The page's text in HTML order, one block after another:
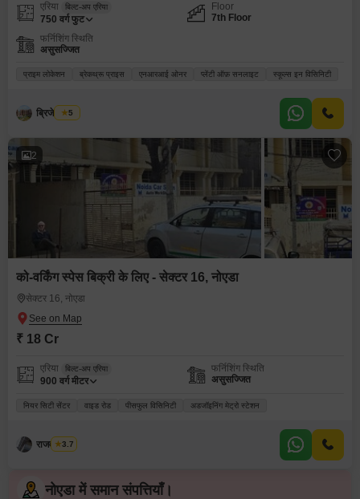
एरिया बिल्ट-अप एरिया
750 वर्ग फुट
Floor
7th Floor
फर्निशिंग स्थिति
असुसज्जित
प्राइम लोकेशन ब्रेकथ्रू प्राइस एनआरआई ओनर प्लेंटी ऑफ़ सनलाइट स्कूल्स इन विसिनिटी
ब्रिजेश गौतम
5
2
को-वर्किंग स्पेस बिक्री के लिए - सेक्टर 16, नोएडा
सेक्टर 16, नोएडा
₹ 18 Cr
एरिया बिल्ट-अप एरिया
900 वर्ग मीटर
फर्निशिंग स्थिति
असुसज्जित
नियर सिटी सेंटर वाइड रोड पीसफुल विसिनिटी अडजॉइनिंग मेट्रो स्टेशन
राजवीर सिंघ
3.7
नोएडा में समान संपत्तियाँ।